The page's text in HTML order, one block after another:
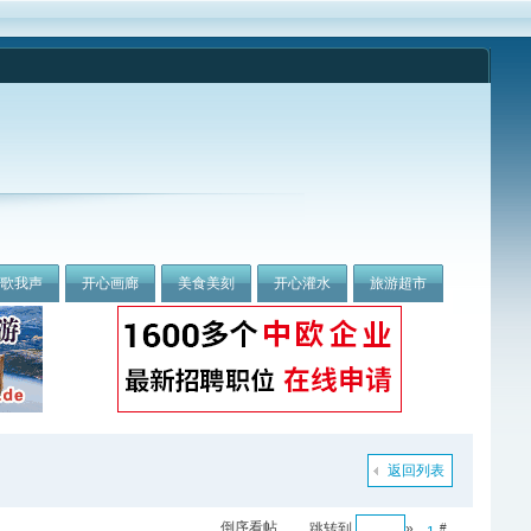
我声 开心画廊 美食美刻 开心灌水 旅游超市
返回列表
#
倒序看帖